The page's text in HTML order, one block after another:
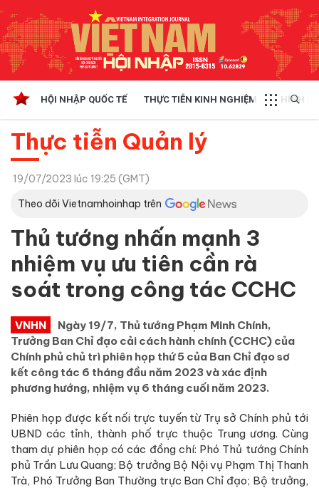
HỘI NHẬP QUỐC TẾ THỰC TIỄN KINH NGHIỆM CHÍNH
Thực tiễn Quản lý
19/07/2023 lúc 19:25 (GMT)
Theo dõi Vietnamhoinhap trên
Thủ tướng nhấn mạnh 3
nhiệm vụ ưu tiên cần rà
soát trong công tác CCHC
VNHN
Ngày 19/7, Thủ tướng Phạm Minh Chính,
Trưởng Ban Chỉ đạo cải cách hành chính (CCHC) của
Chính phủ chủ trì phiên họp thứ 5 của Ban Chỉ đạo sơ
kết công tác 6 tháng đầu năm 2023 và xác định
phương hướng, nhiệm vụ 6 tháng cuối năm 2023.
Phiên họp được kết nối trực tuyến từ Trụ sở Chính phủ tới
UBND các tỉnh, thành phố trực thuộc Trung ương. Cùng
tham dự phiên họp có các đồng chí: Phó Thủ tướng Chính
phủ Trần Lưu Quang; Bộ trưởng Bộ Nội vụ Phạm Thị Thanh
Trà, Phó Trưởng Ban Thường trực Ban Chỉ đạo; Bộ trưởng,